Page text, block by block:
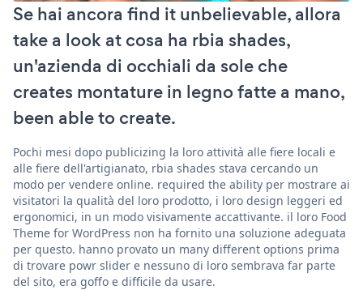
Se hai ancora find it unbelievable, allora
take a look at cosa ha rbia shades,
un'azienda di occhiali da sole che
creates montature in legno fatte a mano,
been able to create.
Pochi mesi dopo publicizing la loro attività alle fiere locali e
alle fiere dell'artigianato, rbia shades stava cercando un
modo per vendere online. required the ability per mostrare ai
visitatori la qualità del loro prodotto, i loro design leggeri ed
ergonomici, in un modo visivamente accattivante. il loro Food
Theme for WordPress non ha fornito una soluzione adeguata
per questo. hanno provato un many different options prima
di trovare powr slider e nessuno di loro sembrava far parte
del sito, era goffo e difficile da usare.